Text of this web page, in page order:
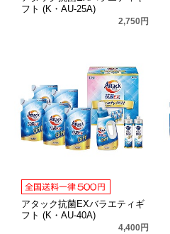
フト (K・AU-25A)
2,750円
アタック抗菌EXバラエティギ
フト (K・AU-40A)
4,400円